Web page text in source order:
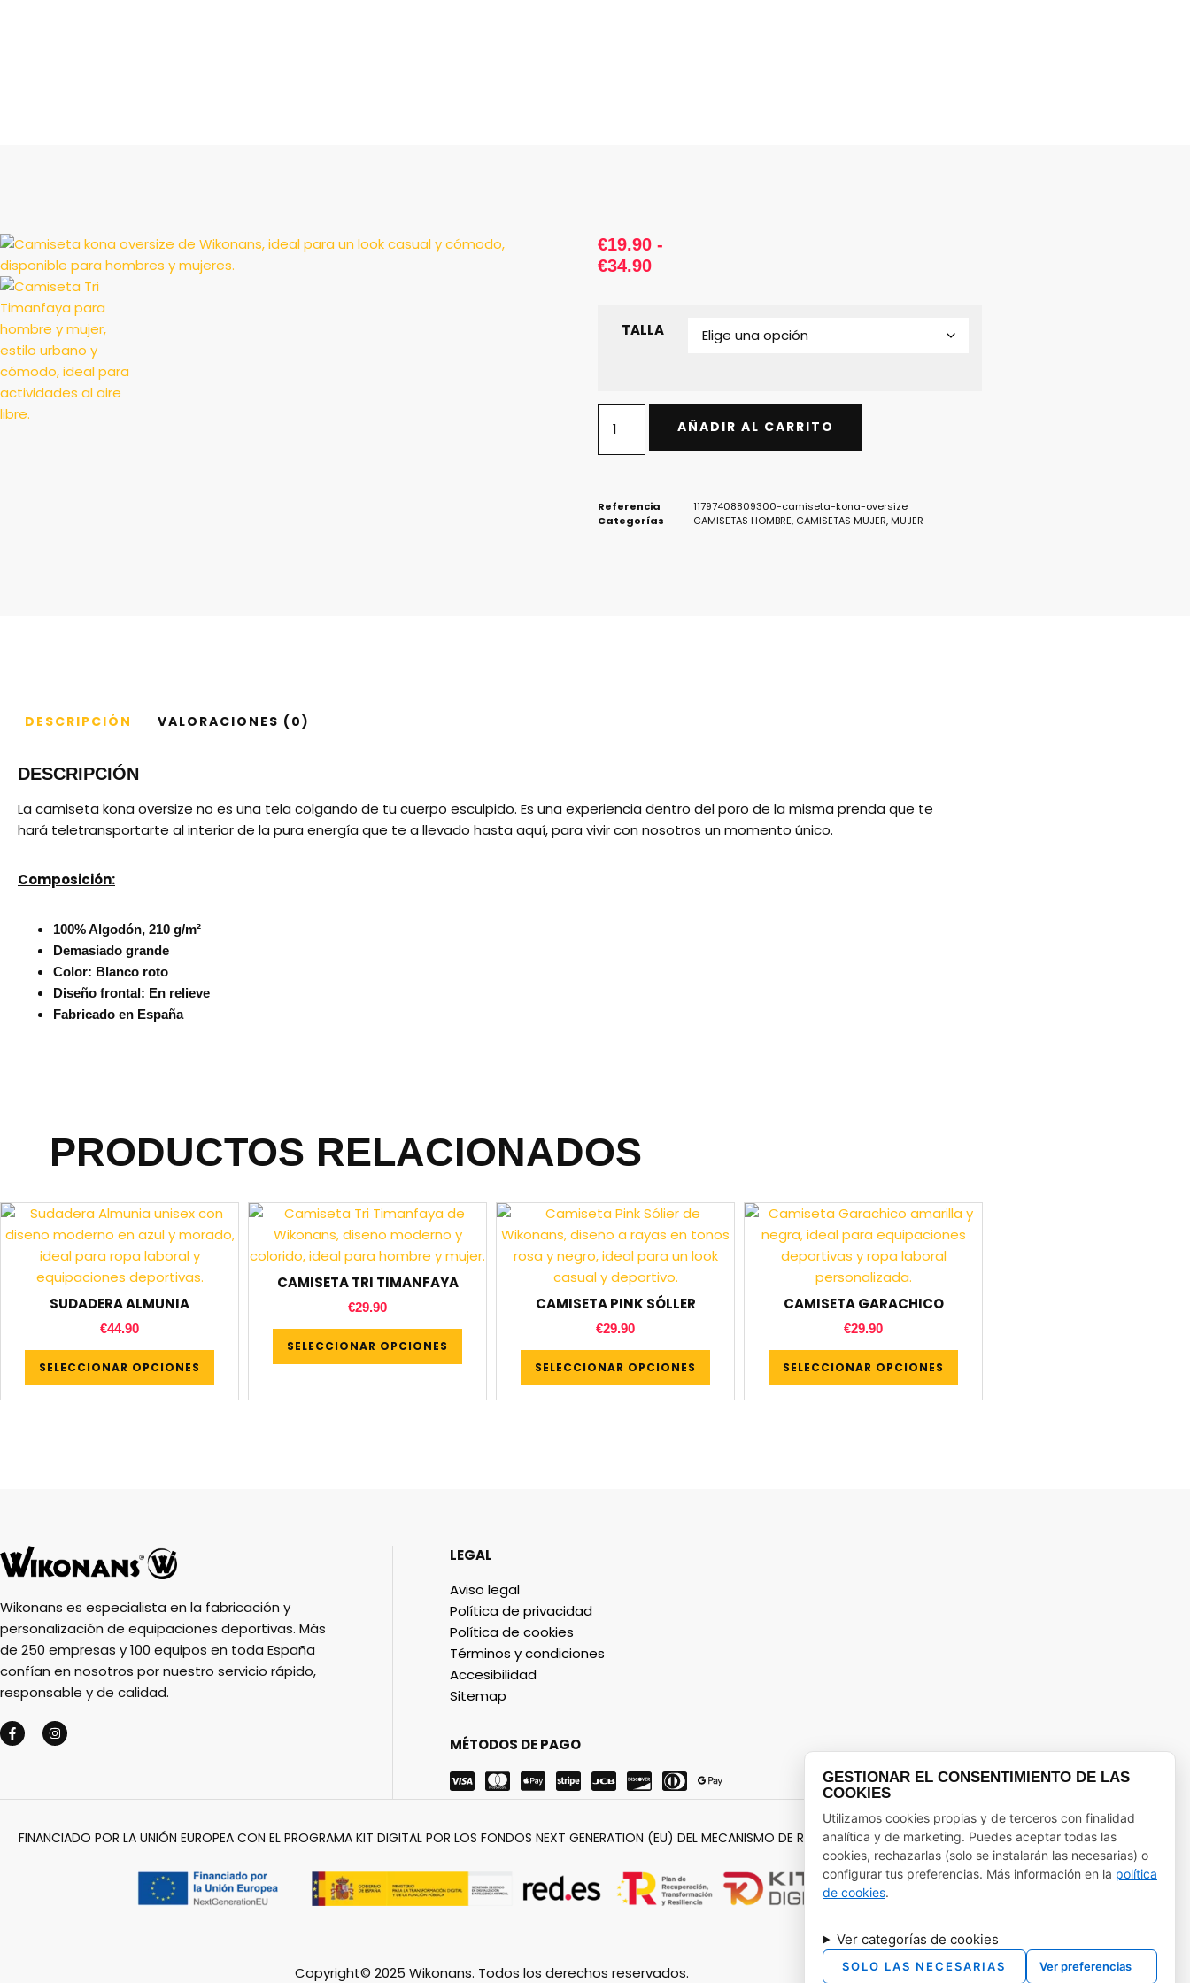
€19.90 -
€34.90
TALLA
AÑADIR AL CARRITO
Referencia
11797408809300-camiseta-kona-oversize
Categorías
CAMISETAS HOMBRE, CAMISETAS MUJER, MUJER
DESCRIPCIÓN VALORACIONES (0)
DESCRIPCIÓN
La camiseta kona oversize no es una tela colgando de tu cuerpo esculpido. Es una experiencia dentro del poro de la misma prenda que te
hará teletransportarte al interior de la pura energía que te a llevado hasta aquí, para vivir con nosotros un momento único.
Composición:
100% Algodón, 210 g/m²
Demasiado grande
Color: Blanco roto
Diseño frontal: En relieve
Fabricado en España
PRODUCTOS RELACIONADOS
SUDADERA ALMUNIA
€44.90
SELECCIONAR OPCIONES
CAMISETA TRI TIMANFAYA
€29.90
SELECCIONAR OPCIONES
CAMISETA PINK SÓLLER
€29.90
SELECCIONAR OPCIONES
CAMISETA GARACHICO
€29.90
SELECCIONAR OPCIONES
Wikonans es especialista en la fabricación y
personalización de equipaciones deportivas. Más
de 250 empresas y 100 equipos en toda España
confían en nosotros por nuestro servicio rápido,
responsable y de calidad.
LEGAL
Aviso legal
Política de privacidad
Política de cookies
Términos y condiciones
Accesibilidad
Sitemap
MÉTODOS DE PAGO
FINANCIADO POR LA UNIÓN EUROPEA CON EL PROGRAMA KIT DIGITAL POR LOS FONDOS NEXT GENERATION (EU) DEL MECANISMO DE RECUPERACIÓN Y RESILENCIA
Copyright© 2025 Wikonans. Todos los derechos reservados.
GESTIONAR EL CONSENTIMIENTO DE LAS
COOKIES
Utilizamos cookies propias y de terceros con finalidad
analítica y de marketing. Puedes aceptar todas las
cookies, rechazarlas (solo se instalarán las necesarias) o
configurar tus preferencias. Más información en la política
de cookies.
Ver categorías de cookies
SOLO LAS NECESARIAS Ver preferencias